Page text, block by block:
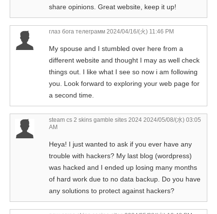
share opinions. Great website, keep it up!
глаз бога телеграмм 2024/04/16/(火) 11:46 PM
My spouse and I stumbled over here from a
different website and thought I may as well check
things out. I like what I see so now i am following
you. Look forward to exploring your web page for
a second time.
steam cs 2 skins gamble sites 2024 2024/05/08/(水) 03:05
AM
Heya! I just wanted to ask if you ever have any
trouble with hackers? My last blog (wordpress)
was hacked and I ended up losing many months
of hard work due to no data backup. Do you have
any solutions to protect against hackers?